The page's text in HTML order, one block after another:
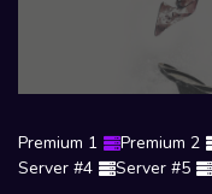
Premium 1 Premium 2
Server #4
Server #5